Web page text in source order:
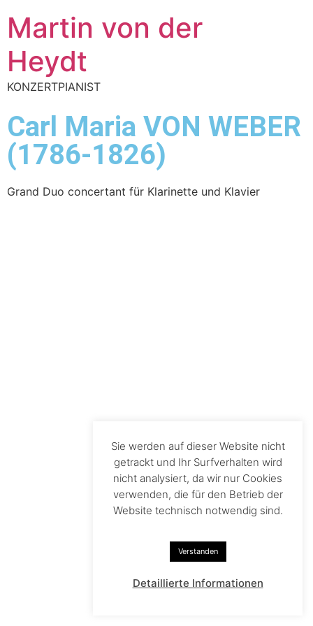
Martin von der
Heydt
KONZERTPIANIST
Carl Maria VON WEBER
(1786-1826)
Grand Duo concertant für Klarinette und Klavier
Sie werden auf dieser Website nicht
getrackt und Ihr Surfverhalten wird
nicht analysiert, da wir nur Cookies
verwenden, die für den Betrieb der
Website technisch notwendig sind.
Verstanden
Detaillierte Informationen